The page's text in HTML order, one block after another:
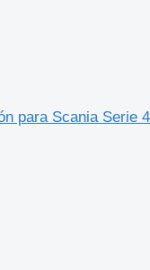
para Scania Serie 4